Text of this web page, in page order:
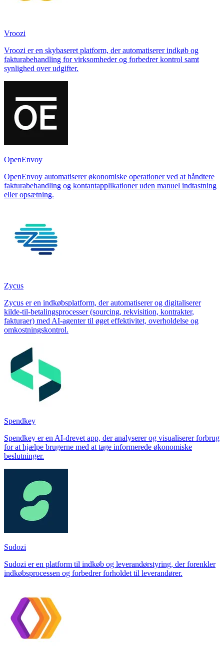
Vroozi
Vroozi er en skybaseret platform, der automatiserer indkøb og
fakturabehandling for virksomheder og forbedrer kontrol samt
synlighed over udgifter.
OpenEnvoy
OpenEnvoy automatiserer økonomiske operationer ved at håndtere
fakturabehandling og kontantapplikationer uden manuel indtastning
eller opsætning.
Zycus
Zycus er en indkøbsplatform, der automatiserer og digitaliserer
kilde‑til‑betalingsprocesser (sourcing, rekvisition, kontrakter,
fakturaer) med AI‑agenter til øget effektivitet, overholdelse og
omkostningskontrol.
Spendkey
Spendkey er en AI-drevet app, der analyserer og visualiserer forbrug
for at hjælpe brugerne med at tage informerede økonomiske
beslutninger.
Sudozi
Sudozi er en platform til indkøb og leverandørstyring, der forenkler
indkøbsprocessen og forbedrer forholdet til leverandører.